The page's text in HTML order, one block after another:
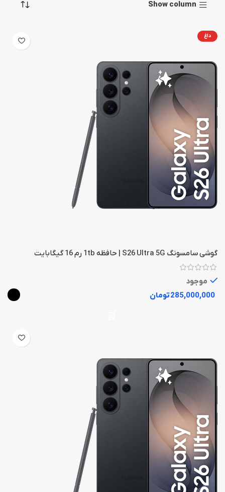
Show column
داغ
گوشی سامسونگ S26 Ultra 5G | حافظه 1tb رم 16 گیگابایت
موجود
تومان